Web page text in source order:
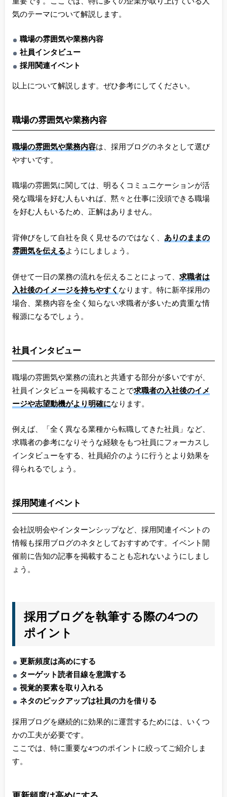
気のテーマについて解説します。
職場の雰囲気や業務内容
社員インタビュー
採用関連イベント
以上について解説します。ぜひ参考にしてください。
職場の雰囲気や業務内容
職場の雰囲気や業務内容は、採用ブログのネタとして選び
やすいです。
職場の雰囲気に関しては、明るくコミュニケーションが活
発な職場を好む人もいれば、黙々と仕事に没頭できる職場
を好む人もいるため、正解はありません。
背伸びをして自社を良く見せるのではなく、 ありのままの
雰囲気を伝えるようにしましょう。
併せて一日の業務の流れを伝えることによって、 求職者は
入社後のイメージを持ちやすく なります。特に新卒採用の
場合、業務内容を全く知らない求職者が多いため貴重な情
報源になるでしょう。
社員インタビュー
職場の雰囲気や業務の流れと共通する部分が多いですが、
社員インタビューを掲載することで求職者の入社後のイメ
ージや志望動機がより明確になります。
例えば、「全く異なる業種から転職してきた社員」など、
求職者の参考になりそうな経験をもつ社員にフォーカスし
インタビューをする、社員紹介のように行うとより効果を
得られるでしょう。
採用関連イベント
会社説明会やインターンシップなど、採用関連イベントの
情報も採用ブログのネタとしておすすめです。イベント開
催前に告知の記事を掲載することも忘れないようにしまし
ょう。
採用ブログを執筆する際の4つの
ポイント
更新頻度は高めにする
ターゲット読者目線を意識する
視覚的要素を取り入れる
ネタのピックアップは社員の力を借りる
採用ブログを継続的に効果的に運営するためには、いくつ
かの工夫が必要です。
ここでは、特に重要な4つのポイントに絞ってご紹介しま
す。